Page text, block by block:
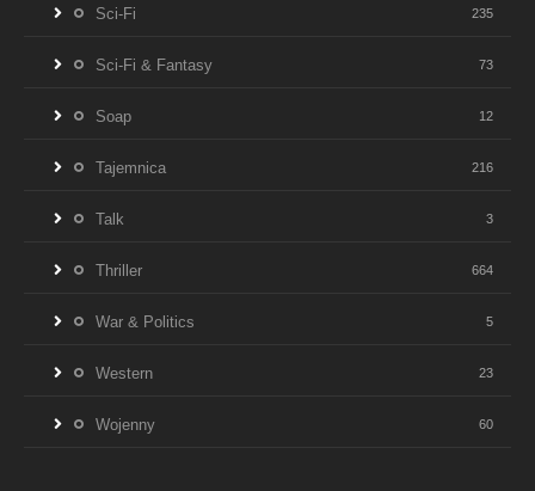
Sci-Fi 235
Sci-Fi & Fantasy 73
Soap 12
Tajemnica 216
Talk 3
Thriller 664
War & Politics 5
Western 23
Wojenny 60